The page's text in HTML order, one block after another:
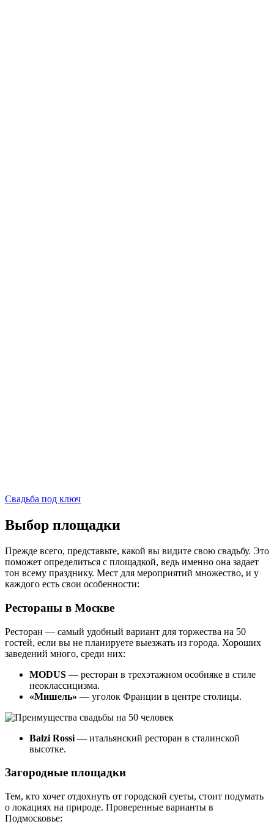
Свадьба под ключ
Выбор площадки
Прежде всего, представьте, какой вы видите свою свадьбу. Это
поможет определиться с площадкой, ведь именно она задает
тон всему празднику. Мест для мероприятий множество, и у
каждого есть свои особенности:
Рестораны в Москве
Ресторан — самый удобный вариант для торжества на 50
гостей, если вы не планируете выезжать из города. Хороших
заведений много, среди них:
MODUS — ресторан в трехэтажном особняке в стиле
неоклассицизма.
«Мишель» — уголок Франции в центре столицы.
Balzi Rossi — итальянский ресторан в сталинской
высотке.
Загородные площадки
Тем, кто хочет отдохнуть от городской суеты, стоит подумать
о локациях на природе. Проверенные варианты в
Подмосковье: